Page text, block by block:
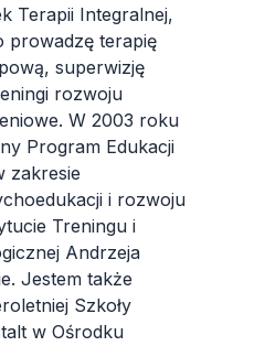
Terapii Integralnej,
prowadzę terapię
superwizję
rozwoju
W 2003 roku
Program Edukacji
zakresie
i rozwoju
Treningu i
Andrzeja
Jestem także
Szkoły
w Ośrodku